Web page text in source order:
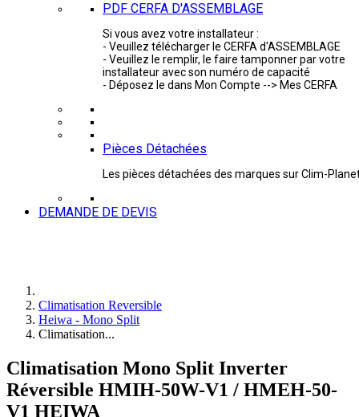
PDF CERFA D'ASSEMBLAGE
Si vous avez votre installateur :
- Veuillez télécharger le CERFA d'ASSEMBLAGE
- Veuillez le remplir, le faire tamponner par votre
installateur avec son numéro de capacité
- Déposez le dans Mon Compte --> Mes CERFA
Pièces Détachées
Les pièces détachées des marques sur Clim-
DEMANDE DE DEVIS
Climatisation Reversible
Heiwa - Mono Split
Climatisation...
Climatisation Mono Split Inverter
Réversible HMIH-50W-V1 / HMEH-50-
V1 HEIWA